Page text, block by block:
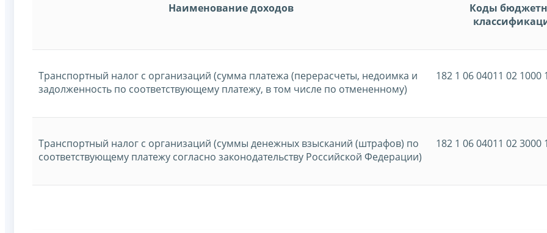
Наименование доходов
Коды
Транспортный налог с организаций (сумма платежа (перерасчеты, недоимка и
задолженность по соответствующему платежу, в том числе по отмененному)
182 1 06 04011 02 1000
Транспортный налог с организаций (суммы денежных взысканий (штрафов) по
соответствующему платежу согласно законодательству Российской Федерации)
182 1 06 04011 02 3000